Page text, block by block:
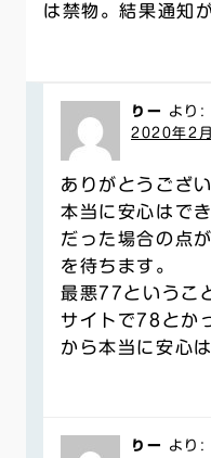
は禁物。結果通知
りー
より:
2020年2
ありがとうござ
本当に安心はで
だった場合の点
を待ちます。
最悪77というこ
サイトで78とか
から本当に安心
りー
より: